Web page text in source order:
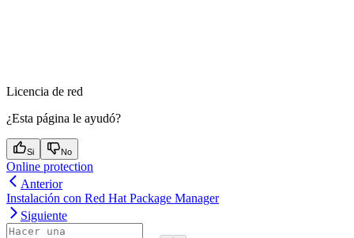
Licencia de red
¿Esta página le ayudó?
Si No
Online protection
Anterior
Instalación con Red Hat Package Manager
Siguiente